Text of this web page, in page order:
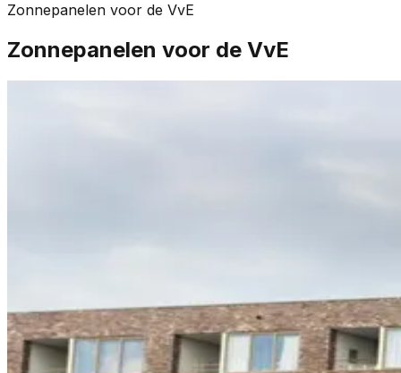
Zonnepanelen voor de VvE
Zonnepanelen voor de VvE